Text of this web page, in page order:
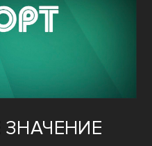
ЗНАЧЕНИЕ